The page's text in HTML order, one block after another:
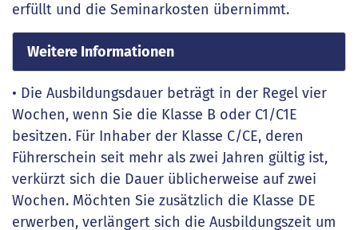
erfüllt und die Seminarkosten übernimmt.
Weitere Informationen
• Die Ausbildungsdauer beträgt in der Regel vier
Wochen, wenn Sie die Klasse B oder C1/C1E
besitzen. Für Inhaber der Klasse C/CE, deren
Führerschein seit mehr als zwei Jahren gültig ist,
verkürzt sich die Dauer üblicherweise auf zwei
Wochen. Möchten Sie zusätzlich die Klasse DE
erwerben, verlängert sich die Ausbildungszeit um